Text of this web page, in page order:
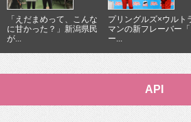
「えだまめって、こんな
に甘かった？」新潟県民
が...
プリングルズ×ウルト
マンの新フレーバー
ー...
API